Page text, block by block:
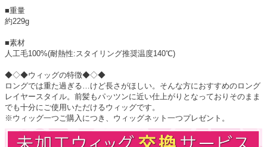
■重量
約229g
■素材
人工毛100%(耐熱性:スタイリング推奨温度140℃)
◆◇◆ウィッグの特徴◆◇◆
ロングでは重た過ぎる…けど長さがほしい。そんな方におすすめのロング
レイヤースタイル。前髪もパッツンに近い仕上がりとなっておりそのまま
でも十分にご使用いただけるウィッグです。
※ウィッグ一つご購入につき、ウィッグネット一つプレゼント。